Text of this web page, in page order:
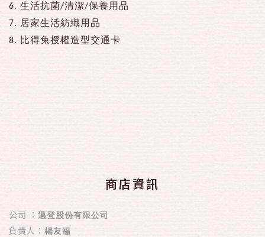
6. 生活抗菌/清潔/保養用品
7. 居家生活紡織用品
8. 比得兔授權造型交通卡
商店資訊
公司 ： 邁登股份有限公司
負責人： 楊友福